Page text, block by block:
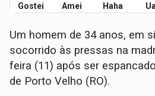
Gostei Amei Haha
​Um homem de 34 anos, em
socorrido às pressas na
feira (11) após ser
de Porto Velho (RO).